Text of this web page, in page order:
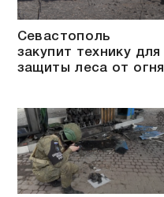
Севастополь
закупит технику для
защиты леса от огня